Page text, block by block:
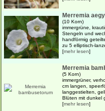
Merremia
(10 Korn)
immergrüne,
Stengeln und
handförmig
zu 5 elliptisch-
[mehr lesen]
Merremia
(5 Korn)
immergrüner,
cm langen,
langgestielten,
Blüten mit dunkel
[mehr lesen]